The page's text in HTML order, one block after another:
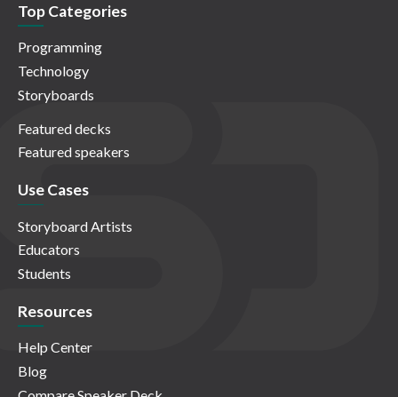
Top Categories
Programming
Technology
Storyboards
Featured decks
Featured speakers
Use Cases
Storyboard Artists
Educators
Students
Resources
Help Center
Blog